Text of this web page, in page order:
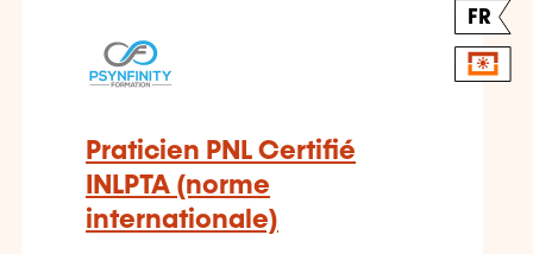
FR
Praticien PNL Certifié
INLPTA (norme
internationale)